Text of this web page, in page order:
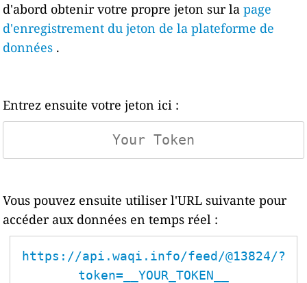
d'abord obtenir votre propre jeton sur lapage
d'enregistrement du jeton de la plateforme de
données .
Entrez ensuite votre jeton ici :
Vous pouvez ensuite utiliser l'URL suivante pour
accéder aux données en temps réel :
https://api.waqi.info/feed/@13824/?
token=__YOUR_TOKEN__